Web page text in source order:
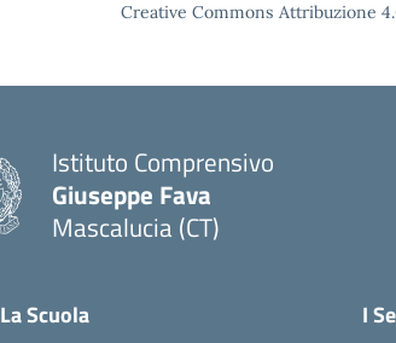
Creative Commons Attribuzione
Istituto Comprensivo
Giuseppe Fava
Mascalucia (CT)
La Scuola I